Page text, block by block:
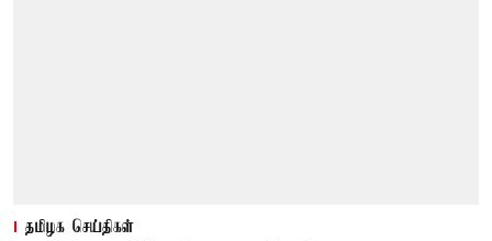
தமிழக செய்திகள்